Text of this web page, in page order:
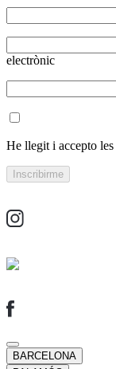
electrònic
He llegit i accepto les
BARCELONA